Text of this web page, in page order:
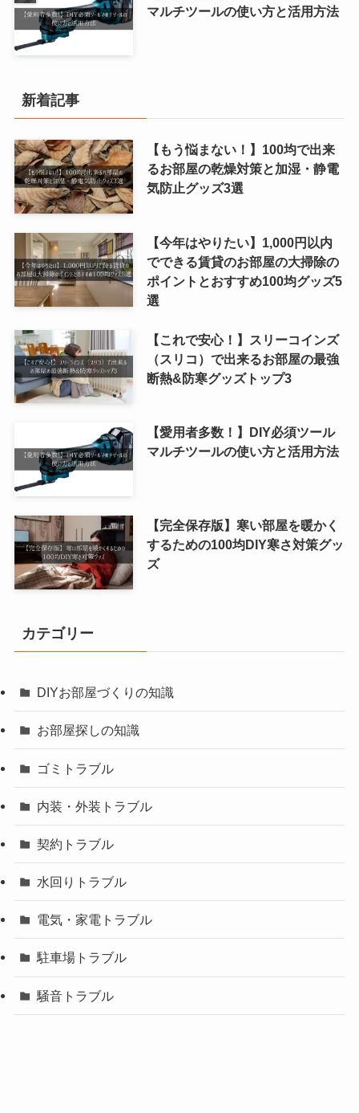
マルチツールの使い方と活用方法
新着記事
【もう悩まない！】100均で出来
るお部屋の乾燥対策と加湿・静電
気防止グッズ3選
【今年はやりたい】1,000円以内
でできる賃貸のお部屋の大掃除の
ポイントとおすすめ100均グッズ5
選
【これで安心！】スリーコインズ
（スリコ）で出来るお部屋の最強
断熱&防寒グッズトップ3
【愛用者多数！】DIY必須ツール
マルチツールの使い方と活用方法
【完全保存版】寒い部屋を暖かく
するための100均DIY寒さ対策グッ
ズ
カテゴリー
DIYお部屋づくりの知識
お部屋探しの知識
ゴミトラブル
内装・外装トラブル
契約トラブル
水回りトラブル
電気・家電トラブル
駐車場トラブル
騒音トラブル